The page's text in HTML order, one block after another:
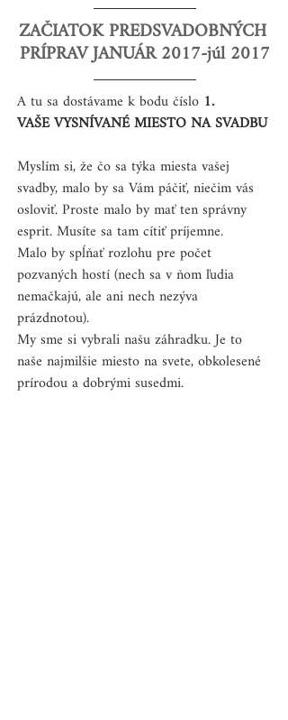
ZAČIATOK PREDSVADOBNÝCH
PRÍPRAV JANUÁR 2017-júl 2017
A tu sa dostávame k bodu číslo 1.
VAŠE VYSNÍVANÉ MIESTO NA SVADBU
Myslím si, že čo sa týka miesta vašej
svadby, malo by sa Vám páčiť, niečim vás
osloviť. Proste malo by mať ten správny
esprit. Musíte sa tam cítiť príjemne.
Malo by spĺňať rozlohu pre počet
pozvaných hostí (nech sa v ňom ľudia
nemačkajú, ale ani nech nezýva
prázdnotou).
My sme si vybrali našu záhradku. Je to
naše najmilšie miesto na svete, obkolesené
prírodou a dobrými susedmi.